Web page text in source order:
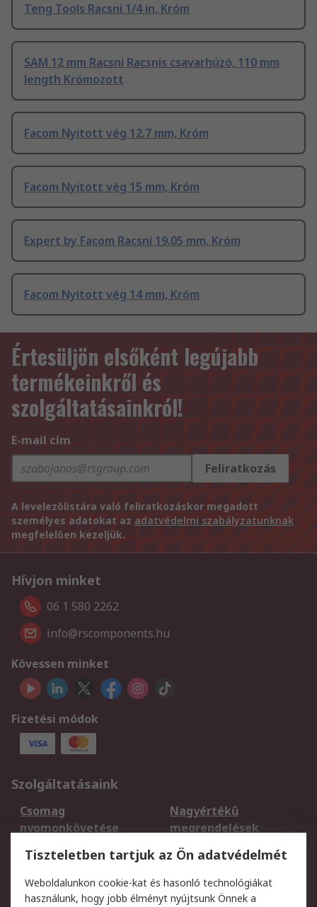
Teng Tools Racsni 1/4 in, Króm
SAM 12 mm Racsni Racsnis csavarhúzó, 110 mm
length Krómozott
Facom Nyitott vég 12.7 mm, Króm
Facom Nyitott vég 15 mm, Króm
Expert by Facom Racsni 19.05 mm, Króm
Facom Nyitott vég 14 mm, Króm
Értesüljön elsőként legújabb
termékeinkről és
szolgáltatásainkról!
E-mail cím
Feliratkozás
A levelezőlistára való feliratkozáskor megadott
személyes adatokat az adatvédelmi szabályzatunknak
megfelelően kezeljük.
Hívjon minket
06 1 580 2262
info@rscomponents.hu
Kövessen minket
Fizetési módok
Szolgáltatásaink
Csomag
nyomonkövetése
Nagyértékű
megrendelések
Regisztráció
Szállítás
Termékvisszaküldés
Szolgáltatások
Tiszteletben tartjuk az Ön adatvédelmét
Weboldalunkon cookie-kat és hasonló technológiákat
használunk, hogy jobb élményt nyújtsunk Önnek a